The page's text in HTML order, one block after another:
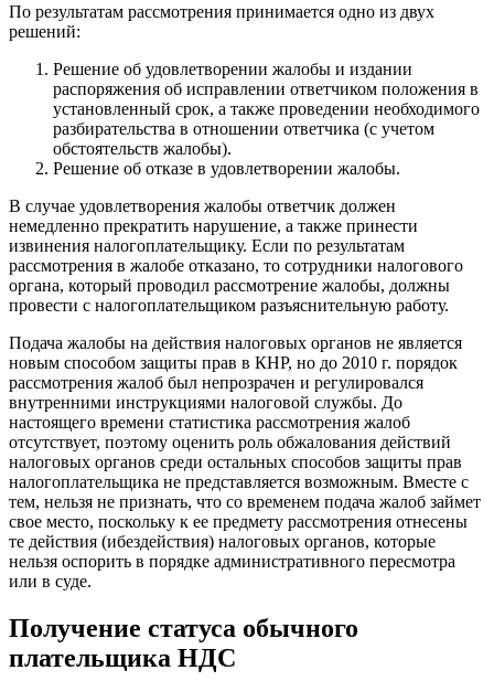
По результатам рассмотрения принимается одно из двух
решений:
Решение об удовлетворении жалобы и издании
распоряжения об исправлении ответчиком положения в
установленный срок, а также проведении необходимого
разбирательства в отношении ответчика (с учетом
обстоятельств жалобы).
Решение об отказе в удовлетворении жалобы.
В случае удовлетворения жалобы ответчик должен
немедленно прекратить нарушение, а также принести
извинения налогоплательщику. Если по результатам
рассмотрения в жалобе отказано, то сотрудники налогового
органа, который проводил рассмотрение жалобы, должны
провести с налогоплательщиком разъяснительную работу.
Подача жалобы на действия налоговых органов не является
новым способом защиты прав в КНР, но до 2010 г. порядок
рассмотрения жалоб был непрозрачен и регулировался
внутренними инструкциями налоговой службы. До
настоящего времени статистика рассмотрения жалоб
отсутствует, поэтому оценить роль обжалования действий
налоговых органов среди остальных способов защиты прав
налогоплательщика не представляется возможным. Вместе с
тем, нельзя не признать, что со временем подача жалоб займет
свое место, поскольку к ее предмету рассмотрения отнесены
те действия (ибездействия) налоговых органов, которые
нельзя оспорить в порядке административного пересмотра
или в суде.
Получение статуса обычного
плательщика НДС